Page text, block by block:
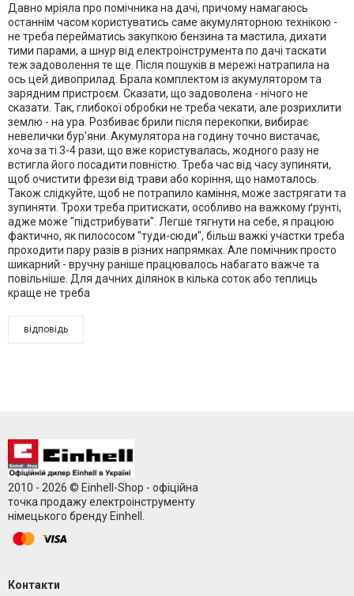
Давно мріяла про помічника на дачі, причому намагаюсь
останнім часом користуватись саме акумуляторною технікою -
не треба перейматись закупкою бензина та мастила, дихати
тими парами, а шнур від електроінструмента по дачі таскати
теж задоволення те ще. Після пошуків в мережі натрапила на
ось цей дивоприлад. Брала комплектом із акумулятором та
зарядним пристроєм. Сказати, що задоволена - нічого не
сказати. Так, глибокої обробки не треба чекати, але розрихлити
землю - на ура. Розбиває брили після перекопки, вибирає
невелички бур'яни. Акумулятора на годину точно вистачає,
хоча за ті 3-4 рази, що вже користувалась, жодного разу не
встигла його посадити повністю. Треба час від часу зупиняти,
щоб очистити фрези від трави або коріння, що намоталось.
Також слідкуйте, щоб не потрапило каміння, може застрягати та
зупиняти. Трохи треба притискати, особливо на важкому ґрунті,
адже може "підстрибувати". Легше тягнути на себе, я працюю
фактично, як пилососом "туди-сюди", більш важкі участки треба
проходити пару разів в різних напрямках. Але помічник просто
шикарний - вручну раніше працювалось набагато важче та
повільніше. Для дачних ділянок в кілька соток або теплиць
краще не треба
відповідь
2010 - 2026 © Einhell-Shop - офіційна
точка продажу електроінструменту
німецького бренду Einhell.
Контакти